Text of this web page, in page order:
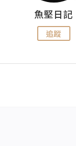
魚堅日記
追蹤